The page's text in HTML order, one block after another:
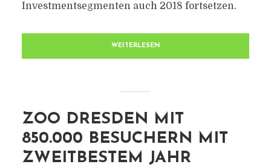
Investmentsegmenten auch 2018 fortsetzen.
WEITERLESEN
ZOO DRESDEN MIT
850.000 BESUCHERN MIT
ZWEITBESTEM JAHR